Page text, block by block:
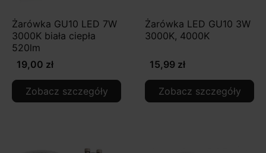
Żarówka GU10 LED 7W
3000K biała ciepła
520lm
19,00 zł
Zobacz szczegóły
Żarówka LED GU10 3W
3000K, 4000K
15,99 zł
Zobacz szczegóły